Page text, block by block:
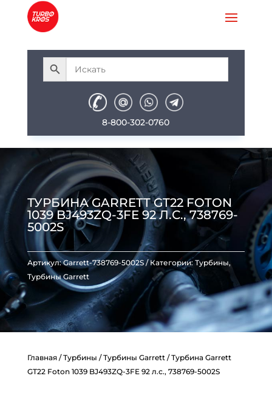
8-800-302-0760
ТУРБИНА GARRETT GT22 FOTON
1039 BJ493ZQ-3FE 92 Л.С., 738769-
5002S
Артикул:Garrett-738769-5002S Категории: Турбины,
Турбины Garrett
Главная/Турбины /Турбины Garrett/ Турбина Garrett
GT22 Foton 1039 BJ493ZQ-3FE 92 л.с., 738769-5002S